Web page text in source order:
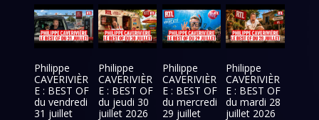
Philippe
CAVERIVIÈR
E : BEST OF
du vendredi
31 juillet
Philippe
CAVERIVIÈR
E : BEST OF
du jeudi 30
juillet 2026
Philippe
CAVERIVIÈR
E : BEST OF
du mercredi
29 juillet
Philippe
CAVERIVIÈR
E : BEST OF
du mardi 28
juillet 2026